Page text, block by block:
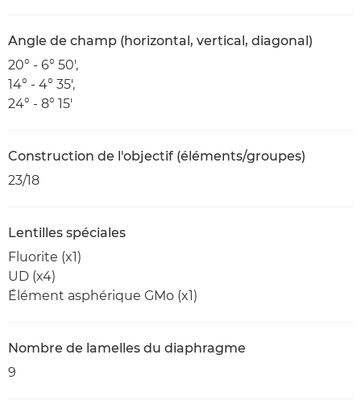
Angle de champ (horizontal, vertical, diagonal)
20° - 6° 50',
14° - 4° 35',
24° - 8° 15'
Construction de l'objectif (éléments/groupes)
23/18
Lentilles spéciales
Fluorite (x1)
UD (x4)
Élément asphérique GMo (x1)
Nombre de lamelles du diaphragme
9